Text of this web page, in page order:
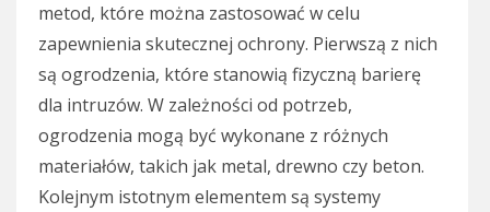
metod, które można zastosować w celu
zapewnienia skutecznej ochrony. Pierwszą z nich
są ogrodzenia, które stanowią fizyczną barierę
dla intruzów. W zależności od potrzeb,
ogrodzenia mogą być wykonane z różnych
materiałów, takich jak metal, drewno czy beton.
Kolejnym istotnym elementem są systemy